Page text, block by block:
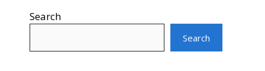
Search
Search